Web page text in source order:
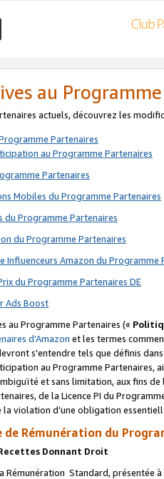
au
actuels, découvrez les
Partenaires
au Programme Partenaires
Partenaires
Mobiles du Programme Partenaires
du Programme Partenaires
du Programme Partenaires
Influenceurs Amazon du Programme
du Programme Partenaires DE
Ads Boost
au Programme Partenaires («
d'Amazon et les termes
s'entendre tels que définis
au Programme Partenaires,
et sans limitation, aux fins
de la Licence PI du
la violation d’une obligation
de Rémunération du
Donnant Droit
Rémunération Standard, présentée